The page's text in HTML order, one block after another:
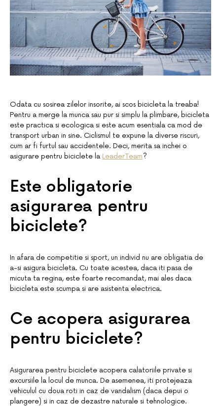
Odata cu sosirea zilelor insorite, ai scos bicicleta la treaba!
Pentru a merge la munca sau pur si simplu la plimbare, bicicleta
este practica si ecologica si este acum esentiala ca mod de
transport urban in sine. Ciclismul te expune la diverse riscuri,
cum ar fi furtul sau accidentele. Deci, merita sa inchei o
asigurare pentru biciclete la LeaderTeam?
Este obligatorie
asigurarea pentru
biciclete?
In afara de competitie si sport, un individ nu are obligatia de
a-si asigura bicicleta. Cu toate acestea, daca iti pasa de
micuta ta regina, este foarte recomandat, mai ales daca
bicicleta este scumpa si are asistenta electrica.
Ce acopera asigurarea
pentru biciclete?
Asigurarea pentru biciclete acopera calatoriile private si
excursiile la locul de munca. De asemenea, iti protejeaza
vehiculul cu doua roti in caz de vandalism (daca depui o
plangere) si in caz de dezastre naturale si tehnologice.